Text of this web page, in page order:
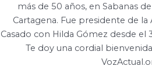
más de 50 años, en Sabanas
Cartagena. Fue presidente de la
Casado con Hilda Gómez desde el
Te doy una cordial